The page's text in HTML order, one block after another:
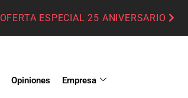
OFERTA ESPECIAL 25 ANIVERSARIO
Opiniones Empresa